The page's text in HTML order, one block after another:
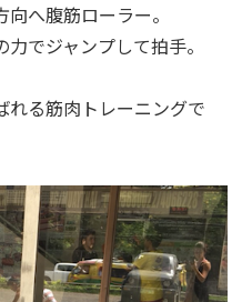
へ腹筋ローラー。
でジャンプして拍手。
る筋肉トレーニングで